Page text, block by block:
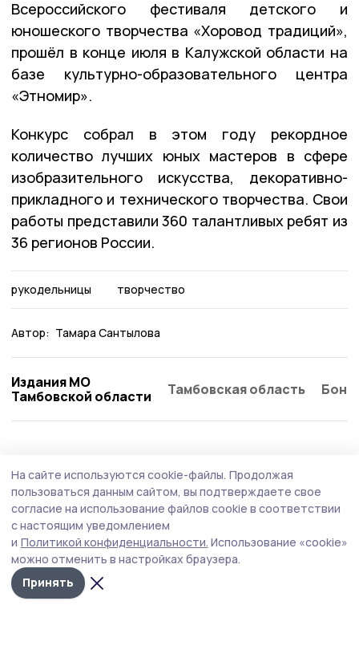
Всероссийского фестиваля детского и
юношеского творчества «Хоровод традиций»,
прошёл в конце июля в Калужской области на
базе культурно-образовательного центра
«Этномир».
Конкурс собрал в этом году рекордное
количество лучших юных мастеров в сфере
изобразительного искусства, декоративно-
прикладного и технического творчества. Свои
работы представили 360 талантливых ребят из
36 регионов России.
рукодельницы творчество
Автор: Тамара Сантылова
Издания МО
Тамбовской области
Тамбовская область
Лауреатом конкурса «Молодые дарования
России» стала котовская школьница
На всероссийском уровне в номинации «Живопись,
акварельная живопись» о себе заявила воспитанница
городской детской школы искусств, учащаяся 11 класса
общеобразовательной школы-ЭКОТЕХ Елена
Рослякова.
На сайте используются cookie-файлы. Продолжая
пользоваться данным сайтом, вы подтверждаете свое
согласие на использование файлов cookie в соответствии
с настоящим уведомлением
и Политикой конфиденциальности. Использование «cookie»
можно отменить в настройках браузера.
Принять